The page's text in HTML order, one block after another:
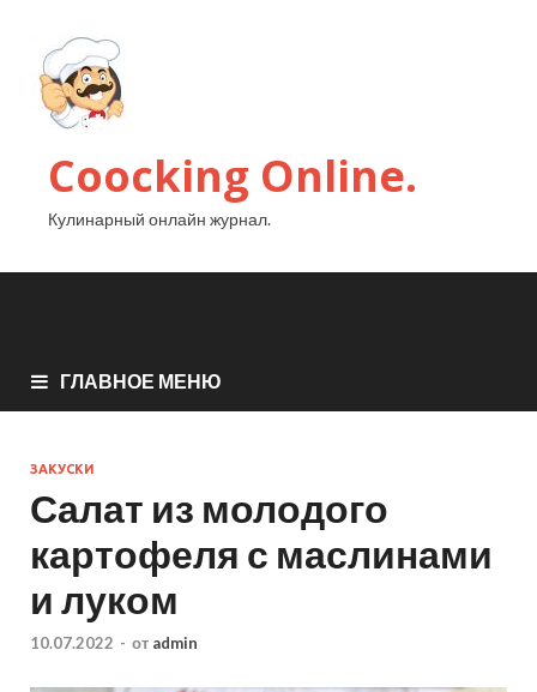
Coocking Online.
Кулинарный онлайн журнал.
ГЛАВНОЕ МЕНЮ
ЗАКУСКИ
Салат из молодого
картофеля с маслинами
и луком
10.07.2022 - от admin